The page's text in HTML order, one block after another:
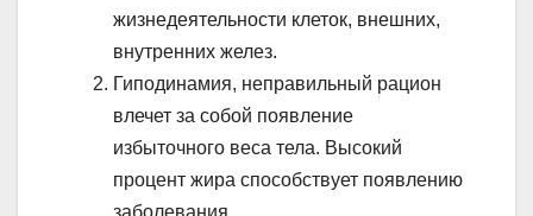
жизнедеятельности клеток, внешних,
внутренних желез.
Гиподинамия, неправильный рацион
влечет за собой появление
избыточного веса тела. Высокий
процент жира способствует появлению